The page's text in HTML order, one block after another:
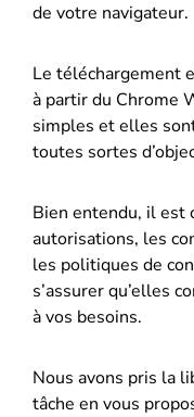
de votre navigateur.
Le téléchargement
à partir du Chrome
simples et elles
toutes sortes
Bien entendu, il est
autorisations, les
les politiques de
s’assurer qu’elles
à vos besoins.
Nous avons pris la
tâche en vous